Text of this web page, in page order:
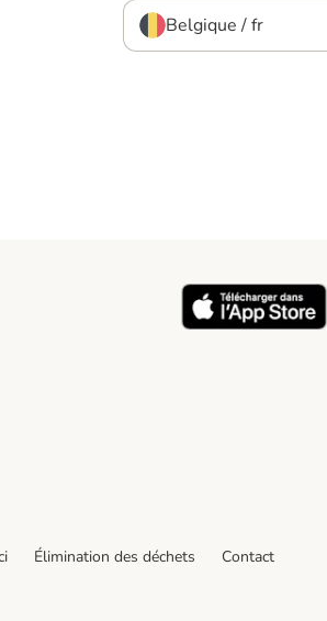
Belgique / fr
Élimination des déchets
Contact